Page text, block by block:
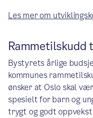
Les mer om
Bystyrets årlige
kommunes
ønsker at Oslo skal
spesielt for barn og
trygt og godt